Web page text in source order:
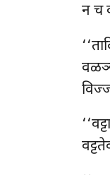
न च